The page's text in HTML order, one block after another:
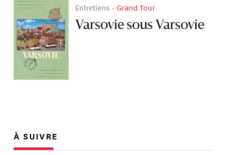
Entretiens Grand Tour
Varsovie sous Varsovie
À SUIVRE